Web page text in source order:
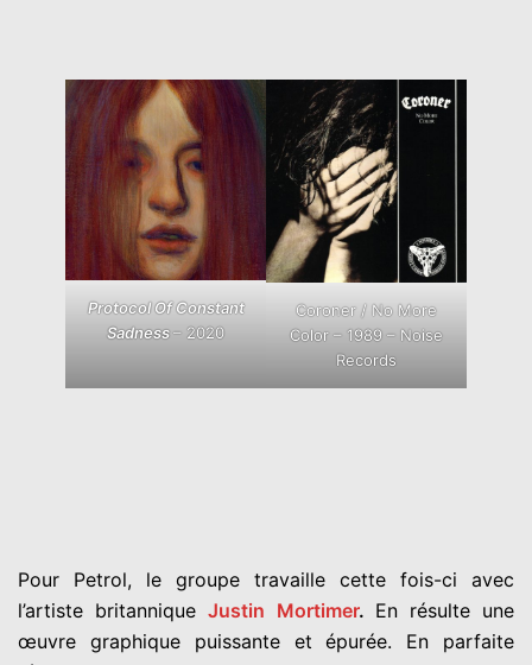
Protocol Of Constant
Sadness– 2020
Coroner / No More
Color – 1989 – Noise
Records
Pour Petrol, le groupe travaille cette fois-ci avec
l’artiste britanniqueJustin Mortimer. En résulte une
œuvre graphique puissante et épurée. En parfaite